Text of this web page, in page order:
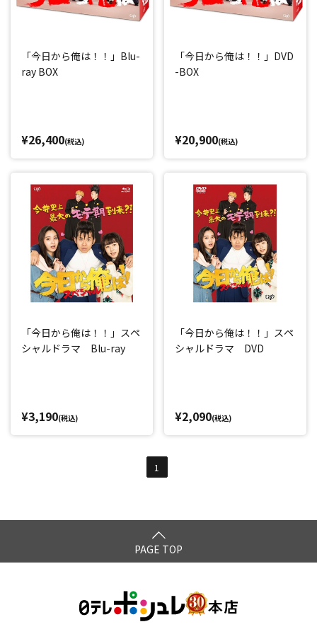
「今日から俺は！！」Blu-
ray BOX
¥26,400(税込)
「今日から俺は！！」DVD
-BOX
¥20,900(税込)
「今日から俺は！！」スペ
シャルドラマ Blu-ray
¥3,190(税込)
「今日から俺は！！」スペ
シャルドラマ DVD
¥2,090(税込)
1
PAGE TOP